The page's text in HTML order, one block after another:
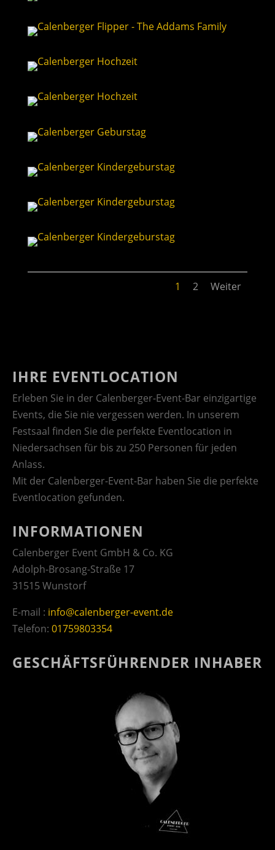
1 2 Weiter
IHRE EVENTLOCATION
Erleben Sie in der Calenberger-Event-Bar einzigartige
Events, die Sie nie vergessen werden. In unserem
Festsaal finden Sie die perfekte Eventlocation in
Niedersachsen für bis zu 250 Personen für jeden
Anlass.
Mit der Calenberger-Event-Bar haben Sie die perfekte
Eventlocation gefunden.
INFORMATIONEN
Calenberger Event GmbH & Co. KG
Adolph-Brosang-Straße 17
31515 Wunstorf
E-mail : info@calenberger-event.de
Telefon: 01759803354
GESCHÄFTSFÜHRENDER INHABER